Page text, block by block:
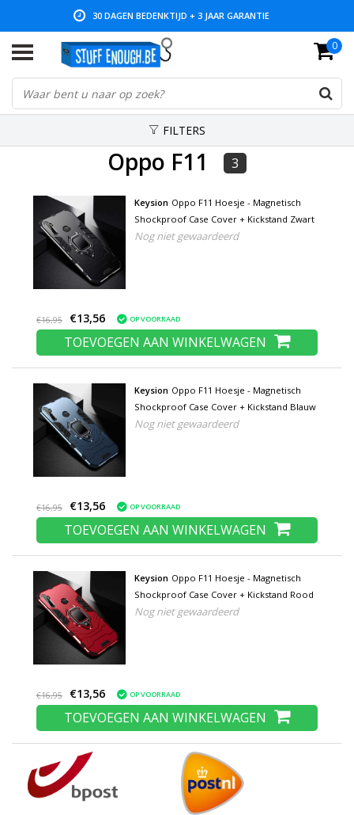
30 DAGEN BEDENKTIJD + 3 JAAR GARANTIE
LAGE PRIJZEN EN RUIM ASSORTIMENT 0
FILTERS
Oppo F11 3
Keysion Oppo F11 Hoesje - Magnetisch
Shockproof Case Cover + Kickstand Zwart
Nog niet gewaardeerd
€16,95 €13,56 OP VOORRAAD
TOEVOEGEN AAN WINKELWAGEN
Keysion Oppo F11 Hoesje - Magnetisch
Shockproof Case Cover + Kickstand Blauw
Nog niet gewaardeerd
€16,95 €13,56 OP VOORRAAD
TOEVOEGEN AAN WINKELWAGEN
Keysion Oppo F11 Hoesje - Magnetisch
Shockproof Case Cover + Kickstand Rood
Nog niet gewaardeerd
€16,95 €13,56 OP VOORRAAD
TOEVOEGEN AAN WINKELWAGEN